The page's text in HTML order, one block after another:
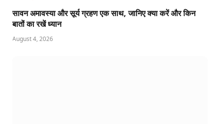
सावन अमावस्या और सूर्य ग्रहण एक साथ, जानिए क्या करें और किन
बातों का रखें ध्यान
August 4, 2026